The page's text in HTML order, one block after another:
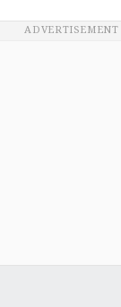
ADVERTISEMENT